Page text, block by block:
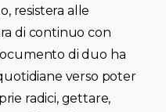
resistera alle
di continuo con
di duo ha
verso poter
radici, gettare,